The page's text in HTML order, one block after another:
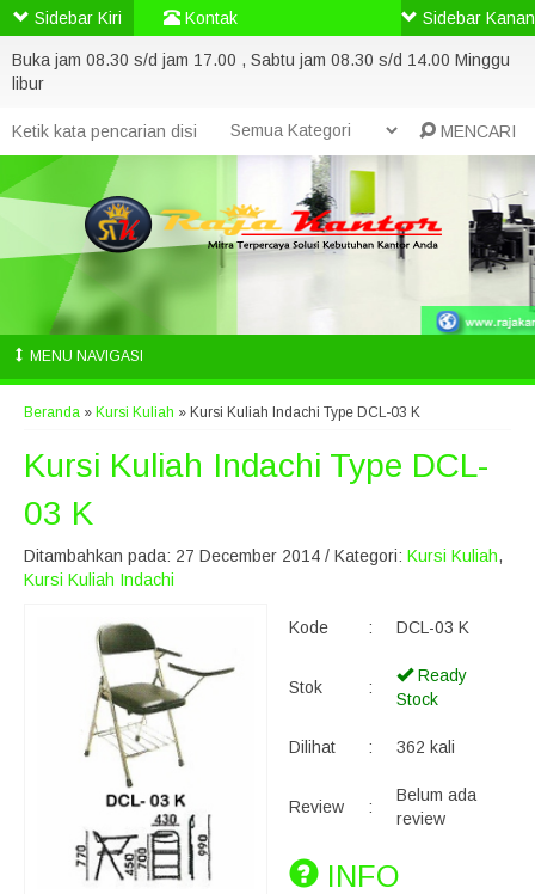
Buka jam 08.30 s/d jam 17.00 , Sabtu jam 08.30 s/d 14.00 Minggu
libur
MENCARI
MENU NAVIGASI
Beranda » Kursi Kuliah » Kursi Kuliah Indachi Type DCL-03 K
Kursi Kuliah Indachi Type DCL-
03 K
Ditambahkan pada: 27 December 2014 / Kategori: Kursi Kuliah,
Kursi Kuliah Indachi
Kode : DCL-03 K
Stok :
Ready
Stock
Dilihat : 362 kali
Review :
Belum ada
review
INFO
Sidebar Kiri Kontak Sidebar Kanan